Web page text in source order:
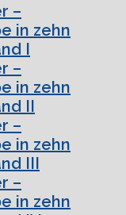
–
in zehn
I
–
in zehn
II
–
in zehn
III
–
in zehn